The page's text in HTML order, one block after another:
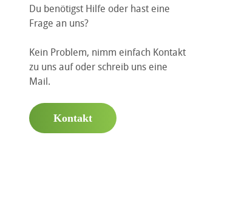
Du benötigst Hilfe oder hast eine
Frage an uns?
Kein Problem, nimm einfach Kontakt
zu uns auf oder schreib uns eine
Mail.
Kontakt